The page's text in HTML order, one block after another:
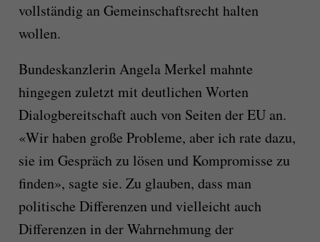
vollständig an Gemeinschaftsrecht halten
wollen.
Bundeskanzlerin Angela Merkel mahnte
hingegen zuletzt mit deutlichen Worten
Dialogbereitschaft auch von Seiten der EU an.
«Wir haben große Probleme, aber ich rate dazu,
sie im Gespräch zu lösen und Kompromisse zu
finden», sagte sie. Zu glauben, dass man
politische Differenzen und vielleicht auch
Differenzen in der Wahrnehmung der